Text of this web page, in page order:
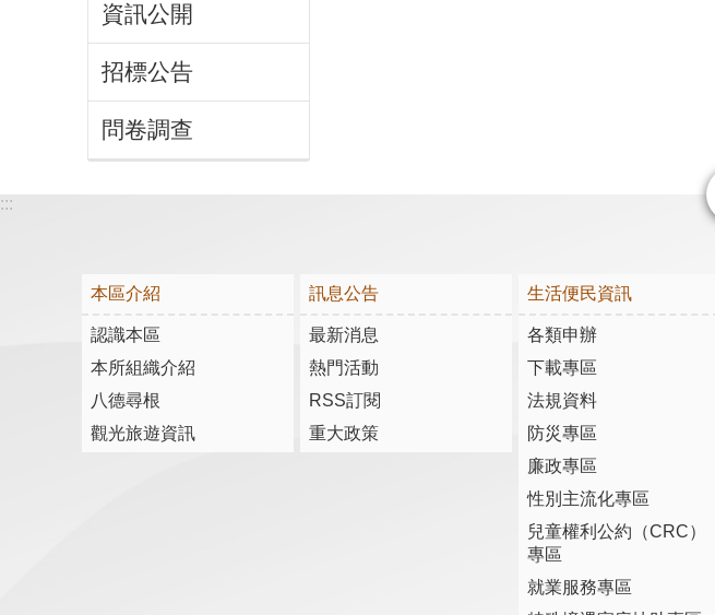
資訊公開
招標公告
問卷調查
:::
本區介紹
認識本區
本所組織介紹
八德尋根
觀光旅遊資訊
訊息公告
最新消息
熱門活動
RSS訂閱
重大政策
生活便民資訊
各類申辦
下載專區
法規資料
防災專區
廉政專區
性別主流化專區
兒童權利公約（CRC）
專區
就業服務專區